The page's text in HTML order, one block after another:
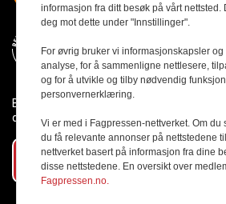
Byggmesteren følger Vær Varsom-
den er nedfelt i Redaktørplakaten.
Abonner på vårt
informasjon fra ditt besøk på vårt nettsted.
deg mot dette under "Innstillinger".
For øvrig bruker vi informasjonskapsler
analyse, for å sammenligne nettlesere,
og for å utvikle og tilby nødvendig
personvernerklæring.
Vi er med i Fagpressen-nettverket. Om du
du få relevante annonser på nettstedene
nettverket basert på informasjon fra dine
disse nettstedene. En oversikt over
Fagpressen.no.